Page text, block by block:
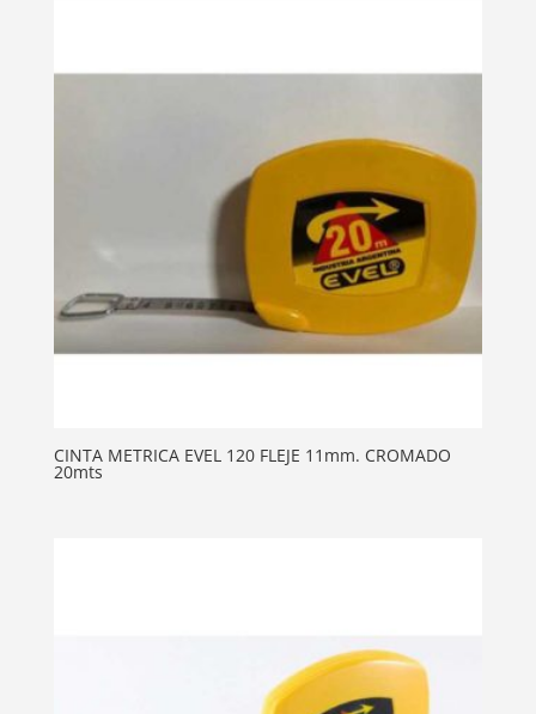
CINTA METRICA EVEL 120 FLEJE 11mm. CROMADO
20mts